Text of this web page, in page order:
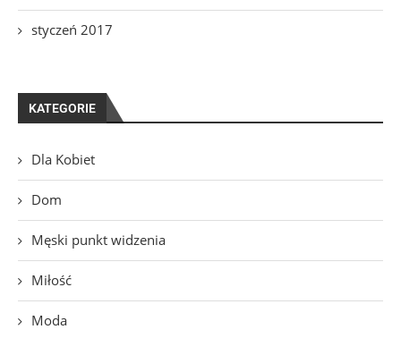
styczeń 2017
KATEGORIE
Dla Kobiet
Dom
Męski punkt widzenia
Miłość
Moda